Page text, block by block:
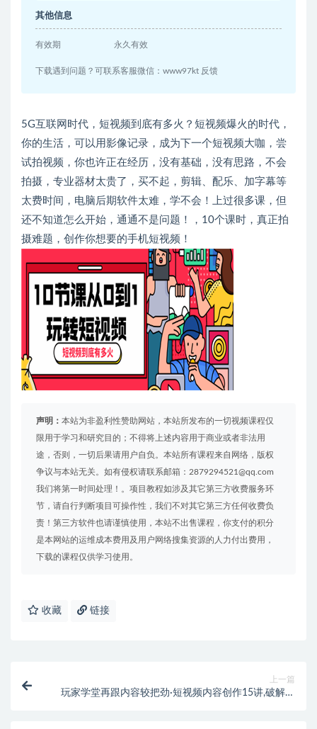
其他信息
有效期 永久有效
下载遇到问题？可联系客服微信：www97kt 反馈
5G互联网时代，短视频到底有多火？短视频爆火的时代，
你的生活，可以用影像记录，成为下一个短视频大咖，尝
试拍视频，你也许正在经历，没有基础，没有思路，不会
拍摄，专业器材太贵了，买不起，剪辑、配乐、加字幕等
太费时间，电脑后期软件太难，学不会！上过很多课，但
还不知道怎么开始，通通不是问题！，10个课时，真正拍
摄难题，创作你想要的手机短视频！
声明： 本站为非盈利性赞助网站，本站所发布的一切视频课程仅
限用于学习和研究目的；不得将上述内容用于商业或者非法用
途，否则，一切后果请用户自负。本站所有课程来自网络，版权
争议与本站无关。如有侵权请联系邮箱：2879294521@qq.com
我们将第一时间处理！。项目教程如涉及其它第三方收费服务环
节，请自行判断项目可操作性，我们不对其它第三方任何收费负
责！第三方软件也请谨慎使用，本站不出售课程，你支付的积分
是本网站的运维成本费用及用户网络搜集资源的人力付出费用，
下载的课程仅供学习使用。
收藏 链接
上一篇
玩家学堂再跟内容较把劲·短视频内容创作15讲,破解内